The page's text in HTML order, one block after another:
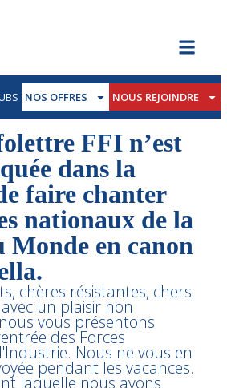
NOS OFFRES NOUS REJOINDRE
FFI n’est
dans la
faire chanter
nationaux de la
Monde en canon
chères résistantes, chers
avec un plaisir non
vous présentons
des Forces
Nous ne vous en
pendant les vacances.
laquelle nous avons